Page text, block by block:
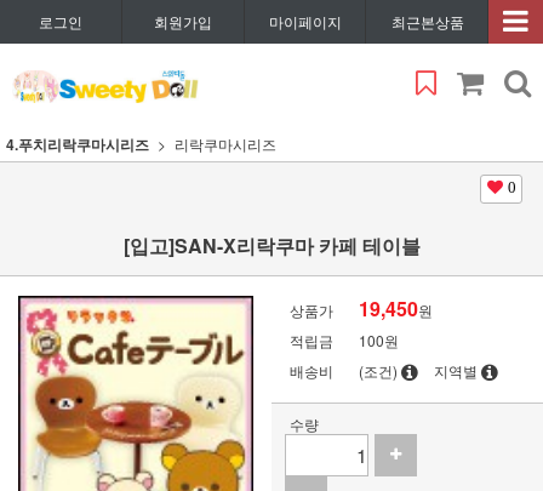
로그인 회원가입 마이페이지 최근본상품
4.푸치리락쿠마시리즈 리락쿠마시리즈
0
[입고]SAN-X리락쿠마 카페 테이블
상품가 19,450원
적립금
100원
배송비
(조건) 지역별
수량